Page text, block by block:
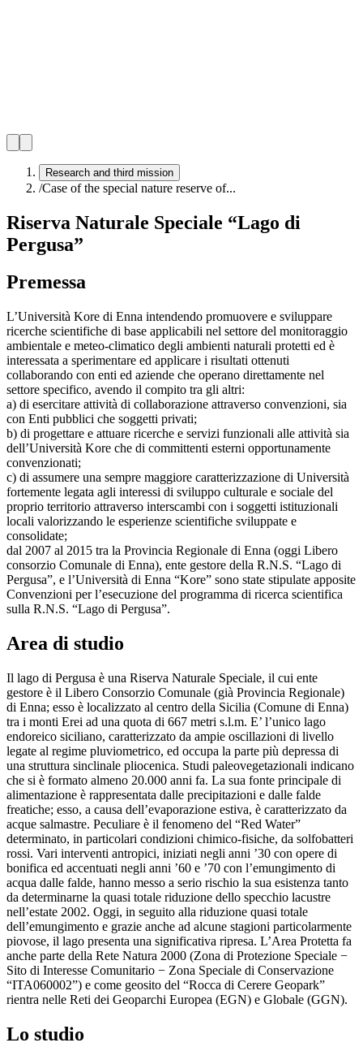
Research and third mission
/Case of the special nature reserve of...
Riserva Naturale Speciale “Lago di
Pergusa”
Premessa
L’Università Kore di Enna intendendo promuovere e sviluppare
ricerche scientifiche di base applicabili nel settore del monitoraggio
ambientale e meteo-climatico degli ambienti naturali protetti ed è
interessata a sperimentare ed applicare i risultati ottenuti
collaborando con enti ed aziende che operano direttamente nel
settore specifico, avendo il compito tra gli altri:
a) di esercitare attività di collaborazione attraverso convenzioni, sia
con Enti pubblici che soggetti privati;
b) di progettare e attuare ricerche e servizi funzionali alle attività sia
dell’Università Kore che di committenti esterni opportunamente
convenzionati;
c) di assumere una sempre maggiore caratterizzazione di Università
fortemente legata agli interessi di sviluppo culturale e sociale del
proprio territorio attraverso interscambi con i soggetti istituzionali
locali valorizzando le esperienze scientifiche sviluppate e
consolidate;
dal 2007 al 2015 tra la Provincia Regionale di Enna (oggi Libero
consorzio Comunale di Enna), ente gestore della R.N.S. “Lago di
Pergusa”, e l’Università di Enna “Kore” sono state stipulate apposite
Convenzioni per l’esecuzione del programma di ricerca scientifica
sulla R.N.S. “Lago di Pergusa”.
Area di studio
Il lago di Pergusa è una Riserva Naturale Speciale, il cui ente
gestore è il Libero Consorzio Comunale (già Provincia Regionale)
di Enna; esso è localizzato al centro della Sicilia (Comune di Enna)
tra i monti Erei ad una quota di 667 metri s.l.m. E’ l’unico lago
endoreico siciliano, caratterizzato da ampie oscillazioni di livello
legate al regime pluviometrico, ed occupa la parte più depressa di
una struttura sinclinale pliocenica. Studi paleovegetazionali indicano
che si è formato almeno 20.000 anni fa. La sua fonte principale di
alimentazione è rappresentata dalle precipitazioni e dalle falde
freatiche; esso, a causa dell’evaporazione estiva, è caratterizzato da
acque salmastre. Peculiare è il fenomeno del “Red Water”
determinato, in particolari condizioni chimico-fisiche, da solfobatteri
rossi. Vari interventi antropici, iniziati negli anni ’30 con opere di
bonifica ed accentuati negli anni ’60 e ’70 con l’emungimento di
acqua dalle falde, hanno messo a serio rischio la sua esistenza tanto
da determinarne la quasi totale riduzione dello specchio lacustre
nell’estate 2002. Oggi, in seguito alla riduzione quasi totale
dell’emungimento e grazie anche ad alcune stagioni particolarmente
piovose, il lago presenta una significativa ripresa. L’Area Protetta fa
anche parte della Rete Natura 2000 (Zona di Protezione Speciale −
Sito di Interesse Comunitario − Zona Speciale di Conservazione
“ITA060002”) e come geosito del “Rocca di Cerere Geopark”
rientra nelle Reti dei Geoparchi Europea (EGN) e Globale (GGN).
Lo studio